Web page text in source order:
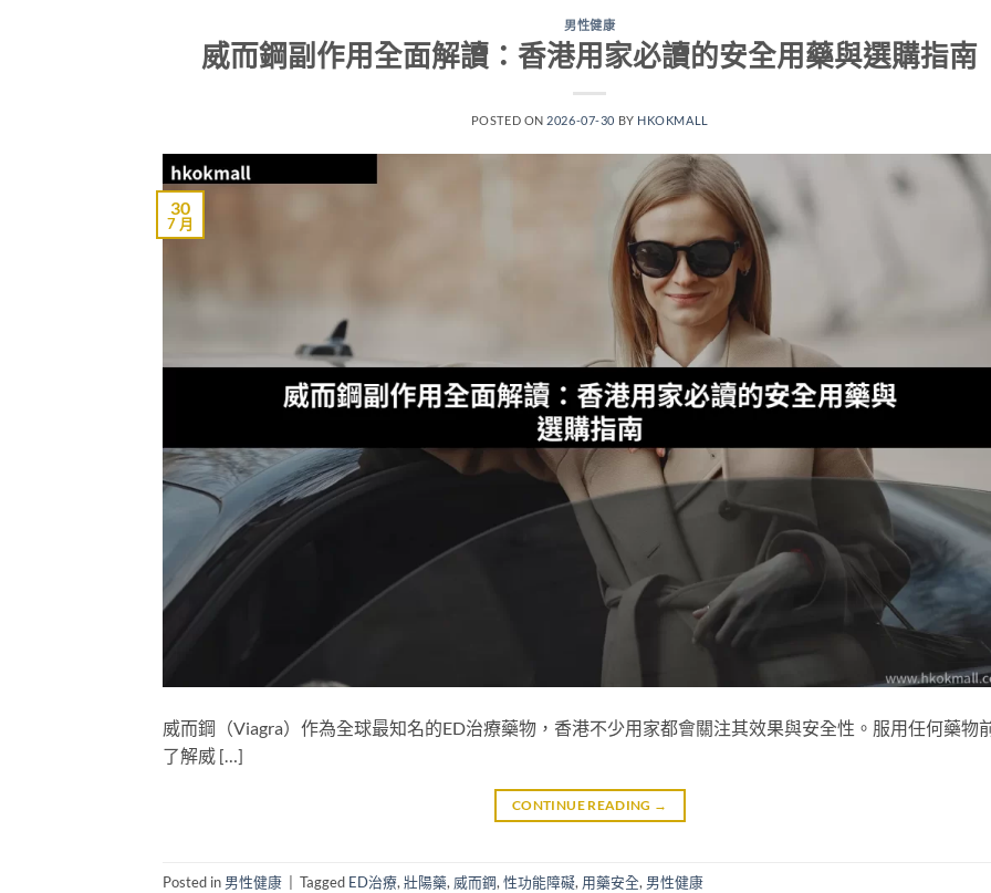
男性健康
威而鋼副作用全面解讀：香港用家必讀的安全用藥與選購指南
POSTED ON 2026-07-30 BY HKOKMALL
30
7 月
威而鋼（Viagra）作為全球最知名的ED治療藥物，香港不少用家都會關注其效果與安全性。服用任何藥物
了解威 […]
CONTINUE READING →
Posted in 男性健康 Tagged ED治療, 壯陽藥, 威而鋼, 性功能障礙, 用藥安全, 男性健康